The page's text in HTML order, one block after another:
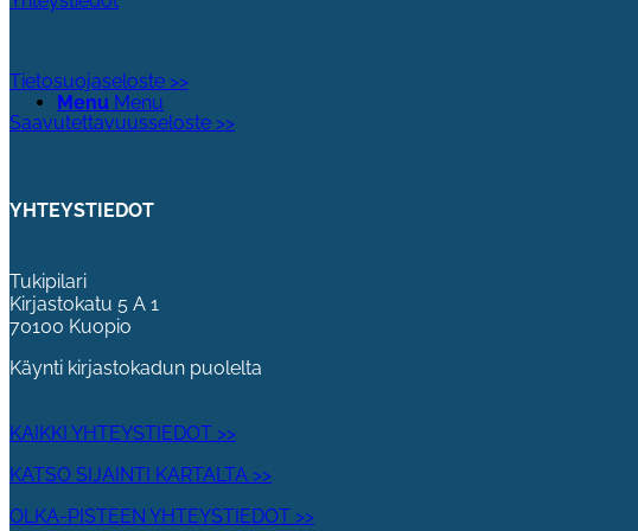
Menu Menu
Tietosuojaseloste >>
Saavutettavuusseloste >>
YHTEYSTIEDOT
Tukipilari
Kirjastokatu 5 A 1
70100 Kuopio
Käynti kirjastokadun puolelta
KAIKKI YHTEYSTIEDOT >>
KATSO SIJAINTI KARTALTA >>
OLKA-PISTEEN YHTEYSTIEDOT >>